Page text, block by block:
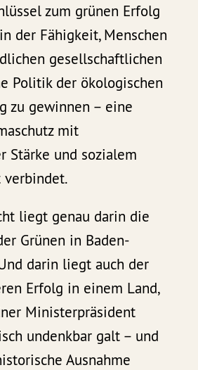
zum grünen Erfolg
der Fähigkeit, Menschen
gesellschaftlichen
Politik der ökologischen
zu gewinnen – eine
mit
Stärke und sozialem
verbindet.
liegt genau darin die
Grünen in Baden-
darin liegt auch der
Erfolg in einem Land,
Ministerpräsident
undenkbar galt – und
Ausnahme